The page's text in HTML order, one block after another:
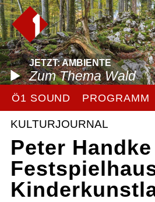
JETZT: AMBIENTE
Zum Thema Wald
Ö1 SOUND PROGRAMM
KULTURJOURNAL
Peter Handke